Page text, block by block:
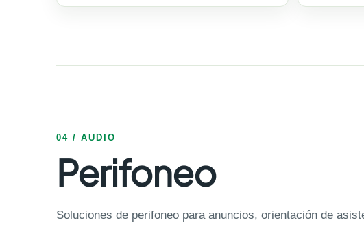
04 / AUDIO
Perifoneo
Soluciones de perifoneo para anuncios, orientación de